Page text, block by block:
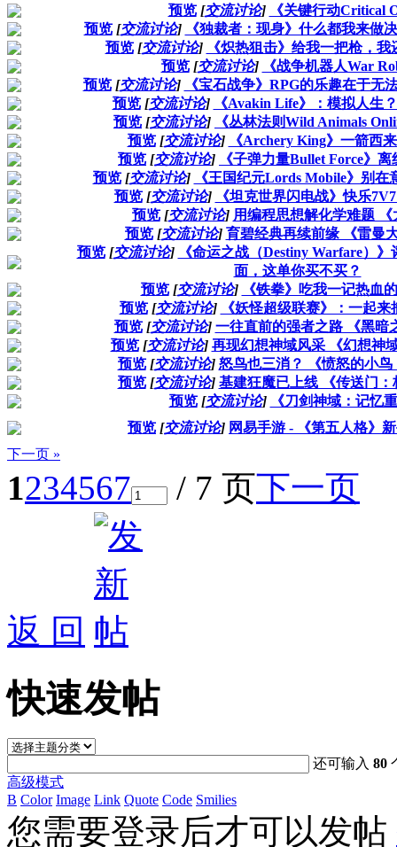
预览 [交流讨论]
《关键行动Critical
预览 [交流讨论]
《独裁者：现身》什么都我来做
预览 [交流讨论]
《炽热狙击》给我一把枪，
预览 [交流讨论]
《战争机器人War
预览 [交流讨论]
《宝石战争》RPG的乐趣在于无
预览 [交流讨论]
《Avakin Life》：模拟人
预览 [交流讨论]
《丛林法则Wild Animals
预览 [交流讨论]
《Archery King》一箭西
预览 [交流讨论]
《子弹力量Bullet Force》
预览 [交流讨论]
《王国纪元Lords Mobile》别在
预览 [交流讨论]
《坦克世界闪电战》快乐
预览 [交流讨论] 用编程思想解化学难题 《
预览 [交流讨论] 育碧经典再续前缘 《雷曼
预览 [交流讨论]
《命运之战（Destiny Warfare）
面，这单你买不买？
预览 [交流讨论]
《铁拳》吃我一记热血
预览 [交流讨论]
《妖怪超级联赛》：一起
预览 [交流讨论] 一往直前的强者之路 《黑暗
预览 [交流讨论] 再现幻想神域风采 《幻想神
预览 [交流讨论] 怒鸟也三消？ 《愤怒的小鸟
预览 [交流讨论] 基建狂魔已上线 《传送门：
预览 [交流讨论]
《刀剑神域：记忆
预览 [交流讨论] 网易手游 - 《第五人格》
下一页 »
1234567 / 7 页下一页
返 回
快速发帖
还可输入80
高级模式
B Color Image Link Quote Code Smilies
您需要登录后才可以发帖